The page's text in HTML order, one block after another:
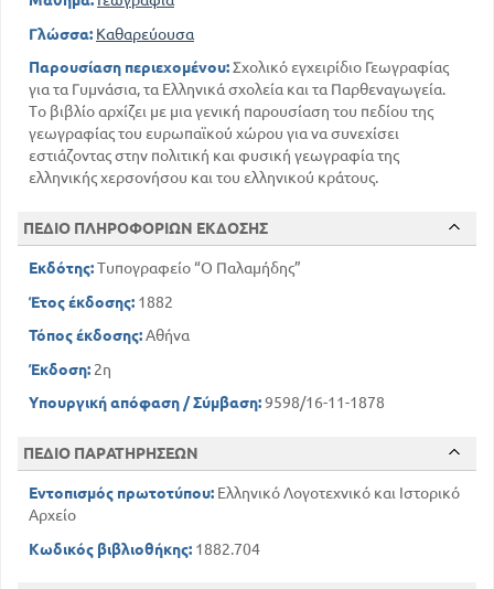
Γλώσσα: Καθαρεύουσα
Παρουσίαση περιεχομένου:Σχολικό εγχειρίδιο Γεωγραφίας
για τα Γυμνάσια, τα Ελληνικά σχολεία και τα Παρθεναγωγεία.
Το βιβλίο αρχίζει με μια γενική παρουσίαση του πεδίου της
γεωγραφίας του ευρωπαϊκού χώρου για να συνεχίσει
εστιάζοντας στην πολιτική και φυσική γεωγραφία της
ελληνικής χερσονήσου και του ελληνικού κράτους.
ΠΕΔΙΟ ΠΛΗΡΟΦΟΡΙΩΝ ΕΚΔΟΣΗΣ
Εκδότης:Τυπογραφείο “Ο Παλαμήδης”
Έτος έκδοσης: 1882
Τόπος έκδοσης:Αθήνα
Έκδοση: 2η
Υπουργική απόφαση / Σύμβαση:9598/16-11-1878
ΠΕΔΙΟ ΠΑΡΑΤΗΡΗΣΕΩΝ
Εντοπισμός πρωτοτύπου: Ελληνικό Λογοτεχνικό και Ιστορικό
Αρχείο
Κωδικός βιβλιοθήκης: 1882.704